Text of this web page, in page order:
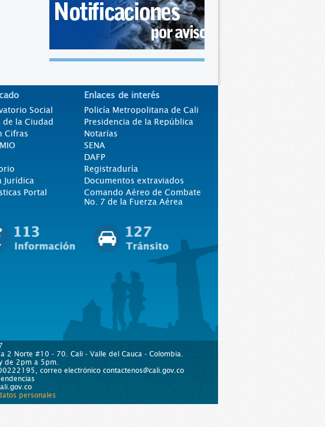
Social
de la Ciudad
Cifras
Jurídica
Portal
Enlaces de interés
Policía Metropolitana de Cali
Presidencia de la República
Notarías
SENA
DAFP
Registraduría
Documentos extraviados
Comando Aéreo de Combate
No. 7 de la Fuerza Aérea
2 Norte #10 - 70. Cali - Valle del Cauca - Colombia.
de 2pm a 5pm.
correo electrónico contactenos@cali.gov.co
personales